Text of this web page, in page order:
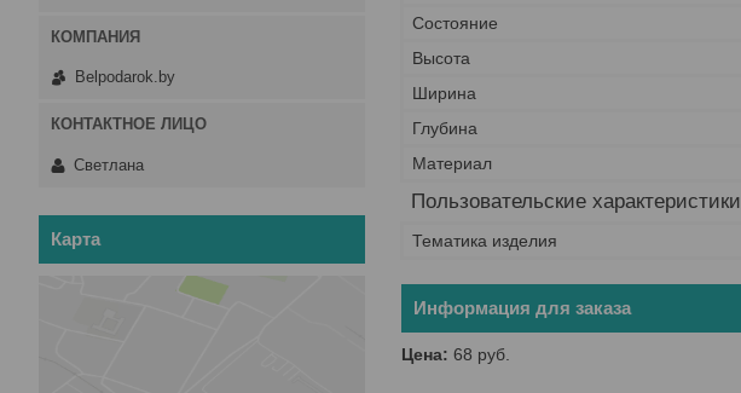
Состояние
Высота
Ширина
Глубина
Материал
Пользовательские характеристики
Тематика изделия
Информация для заказа
Цена: 68 руб.
Belpodarok.by
Светлана
Карта